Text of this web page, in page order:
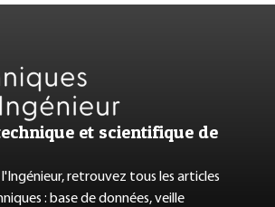
et scientifique de
l'Ingénieur, retrouvez tous les articles
: base de données, veille